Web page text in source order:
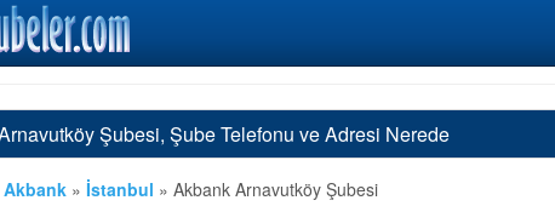
Şubesi, Şube Telefonu ve Adresi Nerede
Akbank » İstanbul » Akbank Arnavutköy Şubesi